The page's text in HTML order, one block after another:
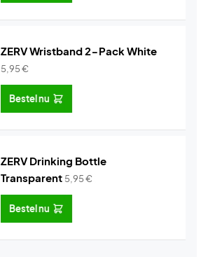
ZERV Wristband 2-Pack White
5,95€
Bestel nu
ZERV Drinking Bottle
Transparent 5,95€
Bestel nu